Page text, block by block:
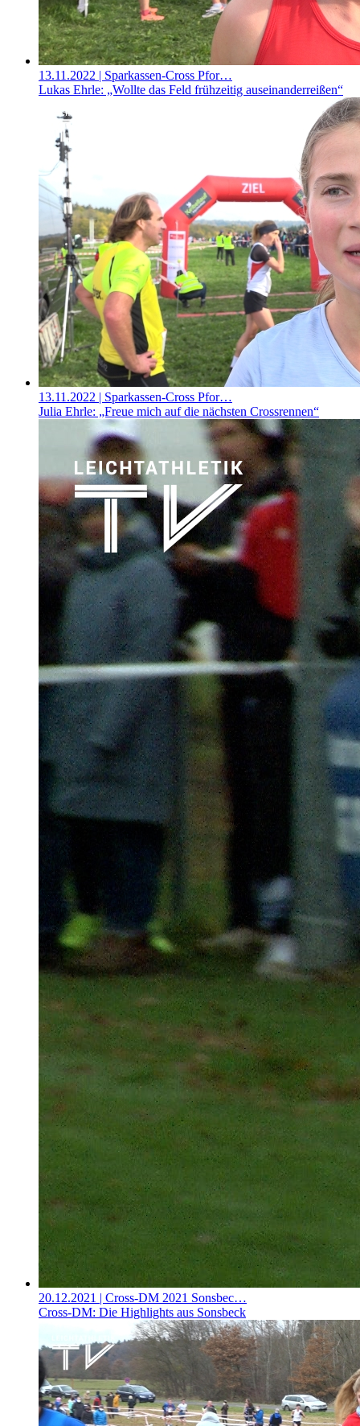
13.11.2022 | Sparkassen-Cross Pfor…
Lukas Ehrle: „Wollte das Feld frühzeitig auseinanderreißen“
13.11.2022 | Sparkassen-Cross Pfor…
Julia Ehrle: „Freue mich auf die nächsten Crossrennen“
20.12.2021 | Cross-DM 2021 Sonsbec…
Cross-DM: Die Highlights aus Sonsbeck